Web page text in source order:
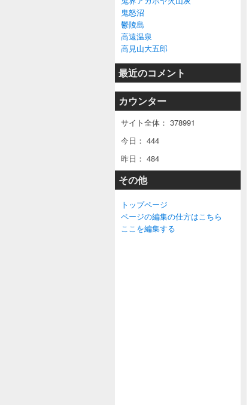
鬼怒沼
鬱陵島
高遠温泉
高見山大五郎
最近のコメント
カウンター
サイト全体： 378991
今日： 444
昨日： 484
その他
トップページ
ページの編集の仕方はこちら
ここを編集する